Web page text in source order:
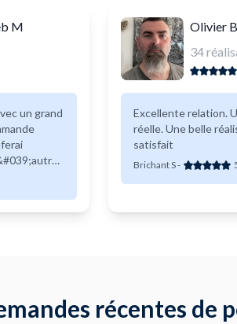
M
un grand
à ses
Olivier B
34
Excellente relation.
réelle. Une belle
satisfait
Brichant S-
récentes de